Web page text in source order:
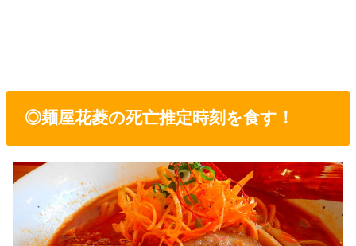
◎麺屋花菱の死亡推定時刻を食す！